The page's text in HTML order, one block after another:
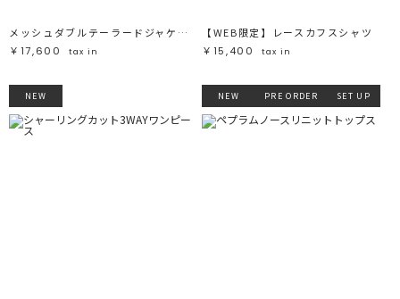
メッシュダブルテーラードジャケット
￥17,600
tax in
【WEB限定】レースカフスシャツ
￥15,400
tax in
NEW NEW PRE ORDER SET UP